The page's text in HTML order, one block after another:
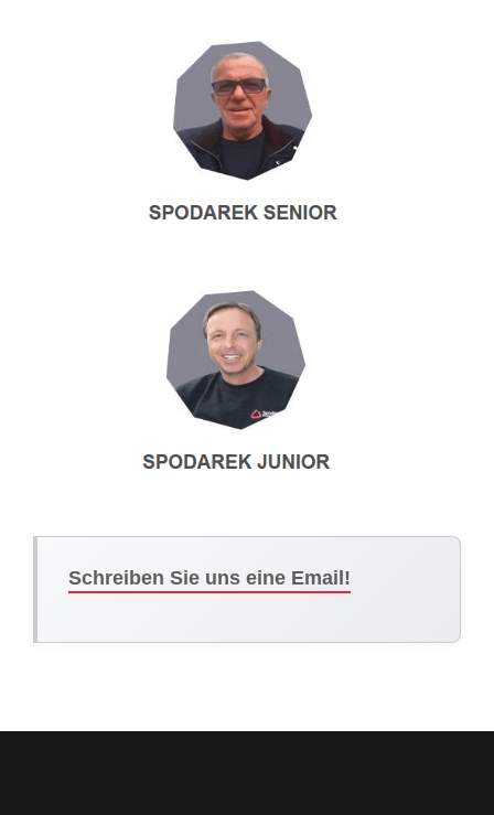
Schreiben Sie uns eine Email!